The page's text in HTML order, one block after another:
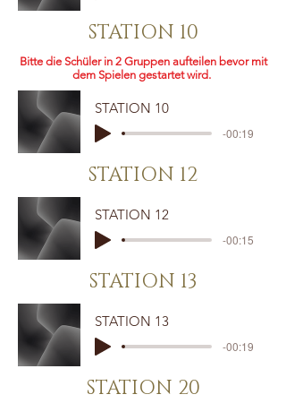
STATION 10
Bitte die Schüler in 2 Gruppen aufteilen bevor mit
dem Spielen gestartet wird.
STATION 10
-00:19
STATION 12
STATION 12
-00:15
STATION 13
STATION 13
-00:19
STATION 20